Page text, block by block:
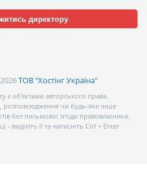
директору
ТОВ "Хостінг Україна"
є об’єктами авторського права.
розповсюдження чи будь-яке інше
без письмової згоди правовласника.
виділіть її та натисніть Ctrl + Enter